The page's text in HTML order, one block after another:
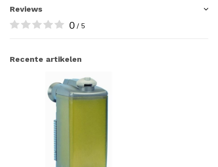
Reviews
0 / 5
Recente artikelen